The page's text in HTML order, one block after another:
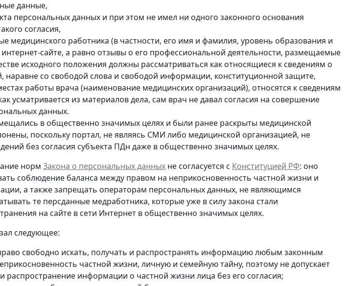
данные,
персональных данных и при этом не имел ни одного законного основания
согласия,
медицинского работника (в частности, его имя и фамилия, уровень образования и
сайте, а равно отзывы о его профессиональной деятельности, размещаемые
исходного положения должны рассматриваться как относящиеся к сведениям о
наравне со свободой слова и свободой информации, конституционной защите,
работы врача (наименование медицинских организаций), относятся к сведениям
усматривается из материалов дела, сам врач не давал согласия на совершение
данных.
в общественно значимых целях и были ранее раскрыты медицинской
поскольку портал, не являясь СМИ либо медицинской организацией, не
без согласия субъекта ПДн даже в общественно значимых целях.
норм Закона о персональных данных не согласуется с Конституцией РФ: оно
соблюдение баланса между правом на неприкосновенность частной жизни и
а также запрещать операторам персональных данных, не являющимся
те персданные медработника, которыеуже в силу закона стали
на сайте в сети Интернет в общественно значимых целях.
следующее:
свободно искать, получать и распространять информацию любым законным
частной жизни, личную и семейную тайну, поэтому не допускает
распространение информации о частной жизни лица без его согласия;